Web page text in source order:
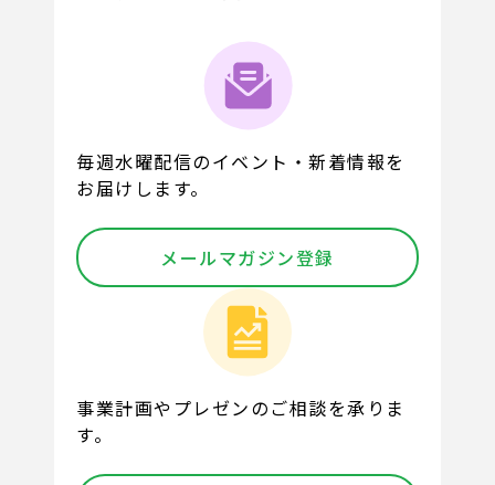
毎週水曜配信のイベント・新着情報を
お届けします。
メールマガジン登録
事業計画やプレゼンのご相談を承りま
す。